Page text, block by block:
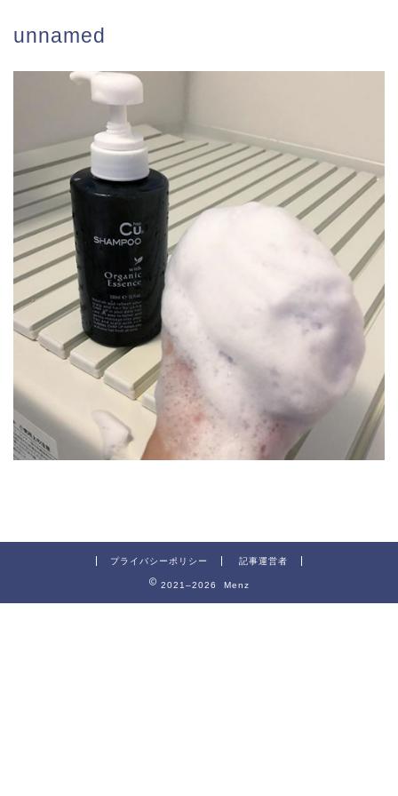
unnamed
プライバシーポリシー 記事運営者
2021–2026 Menz